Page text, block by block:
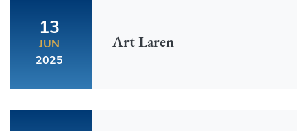
13
JUN
2025
Art Laren